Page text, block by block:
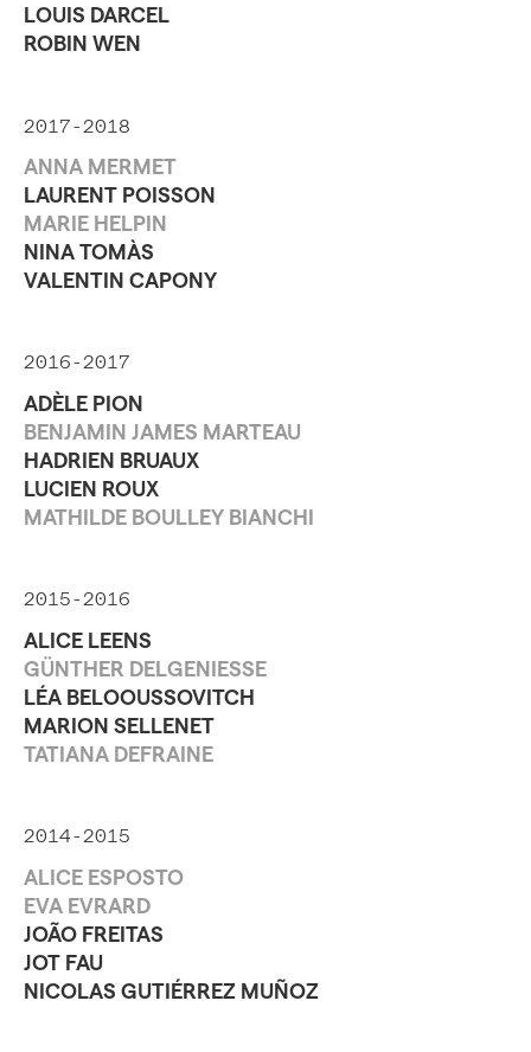
LOUIS DARCEL
ROBIN WEN
2017-2018
ANNA MERMET
LAURENT POISSON
MARIE HELPIN
NINA TOMÀS
VALENTIN CAPONY
2016-2017
ADÈLE PION
BENJAMIN JAMES MARTEAU
HADRIEN BRUAUX
LUCIEN ROUX
MATHILDE BOULLEY BIANCHI
2015-2016
ALICE LEENS
GÜNTHER DELGENIESSE
LÉA BELOOUSSOVITCH
MARION SELLENET
TATIANA DEFRAINE
2014-2015
ALICE ESPOSTO
EVA EVRARD
JOÃO FREITAS
JOT FAU
NICOLAS GUTIÉRREZ MUÑOZ